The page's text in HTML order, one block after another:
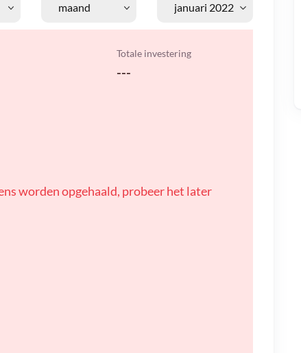
Totale investering
---
worden opgehaald, probeer het later